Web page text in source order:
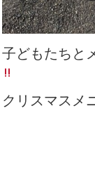
子どもたちと
クリスマスメ